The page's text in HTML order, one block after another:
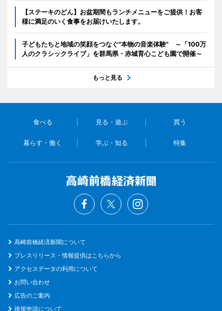
【ステーキのどん】お盆期間もランチメニューをご提供！お客
様に満足のいく食事をお届けいたします。
子どもたちと地域の笑顔をつなぐ"本物の音楽体験" ～「100万
人のクラシックライブ」を群馬県・赤城育心こども園で開催～
もっと見る
食べる 見る・遊ぶ 買う
暮らす・働く 学ぶ・知る 特集
高崎前橋経済新聞について
プレスリリース・情報提供はこちらから
アクセスデータの利用について
お問い合わせ
広告のご案内
後援申請について